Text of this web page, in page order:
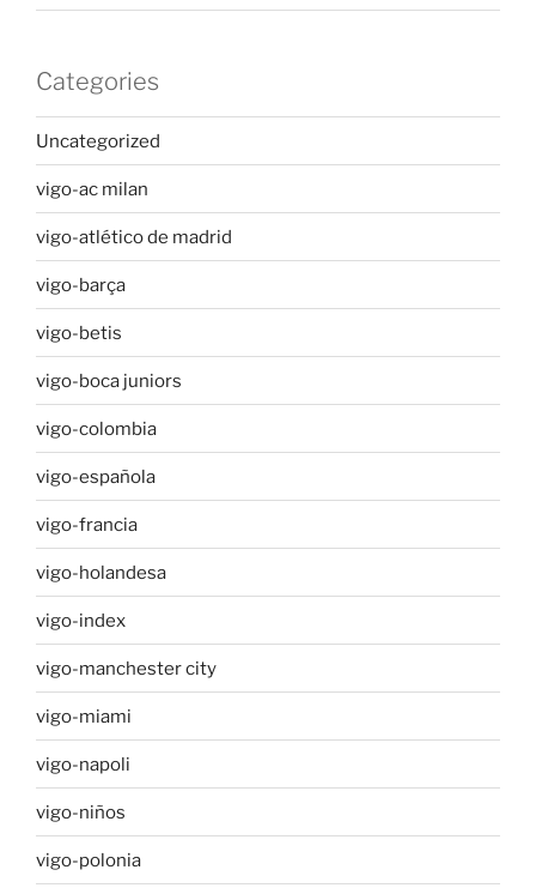
Categories
Uncategorized
vigo-ac milan
vigo-atlético de madrid
vigo-barça
vigo-betis
vigo-boca juniors
vigo-colombia
vigo-española
vigo-francia
vigo-holandesa
vigo-index
vigo-manchester city
vigo-miami
vigo-napoli
vigo-niños
vigo-polonia